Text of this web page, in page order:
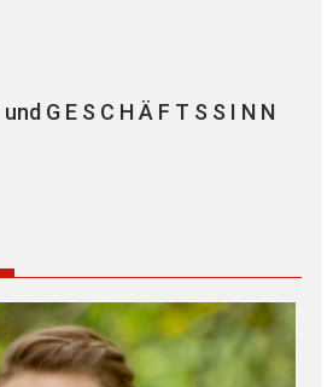
G E S C H Ä F T S S I N N